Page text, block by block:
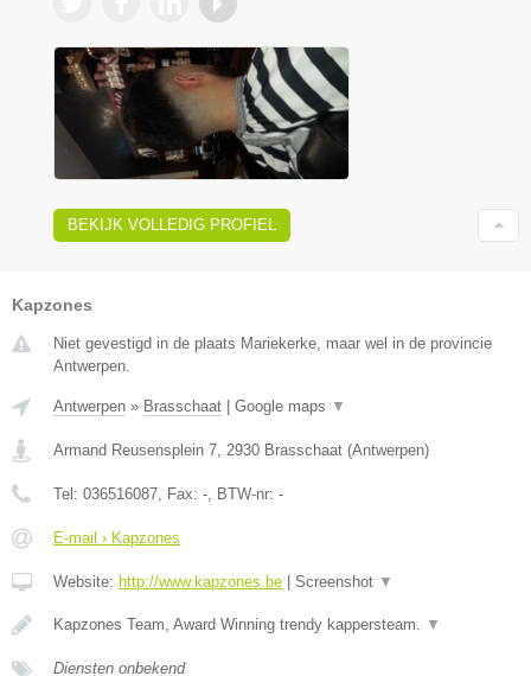
BEKIJK VOLLEDIG PROFIEL
Kapzones
Niet gevestigd in de plaats Mariekerke, maar wel in de provincie
Antwerpen.
Antwerpen » Brasschaat | Google maps ▼
Armand Reusensplein 7 2930 Brasschaat (Antwerpen)
Tel: 036516087 , Fax: - , BTW-nr: -
E-mail › Kapzones
Website: http://www.kapzones.be | Screenshot ▼
Kapzones Team, Award Winning trendy kappersteam. ▼
Diensten onbekend